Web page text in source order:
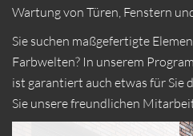
Wartung von Türen, Fenstern
Sie suchen maßgefertigte
Farbwelten? In unserem
ist garantiert auch etwas für Sie
Sie unsere freundlichen